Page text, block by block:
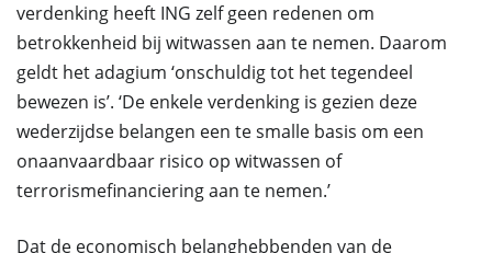
verdenking heeft ING zelf geen redenen om
betrokkenheid bij witwassen aan te nemen. Daarom
geldt het adagium ‘onschuldig tot het tegendeel
bewezen is’. ‘De enkele verdenking is gezien deze
wederzijdse belangen een te smalle basis om een
onaanvaardbaar risico op witwassen of
terrorismefinanciering aan te nemen.’
Dat de economisch belanghebbenden van de